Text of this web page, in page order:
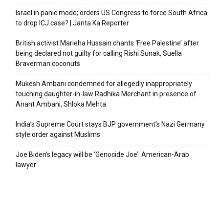
Israel in panic mode; orders US Congress to force South Africa
to drop ICJ case? | Janta Ka Reporter
British activist Marieha Hussain chants ‘Free Palestine’ after
being declared not guilty for calling Rishi Sunak, Suella
Braverman coconuts
Mukesh Ambani condemned for allegedly inappropriately
touching daughter-in-law Radhika Merchant in presence of
Anant Ambani, Shloka Mehta
India’s Supreme Court stays BJP government’s Nazi Germany
style order against Muslims
Joe Biden’s legacy will be ‘Genocide Joe’: American-Arab
lawyer